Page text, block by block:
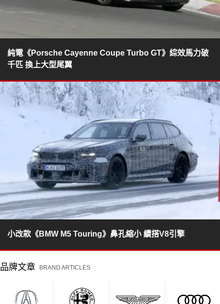
純電《Porsche Cayenne Coupe Turbo GT》綜效馬力破
千匹 換上大型尾翼
小改款《BMW M5 Touring》鼻孔縮小 續搭V8引擎
品牌文章 BRAND ARTICLES